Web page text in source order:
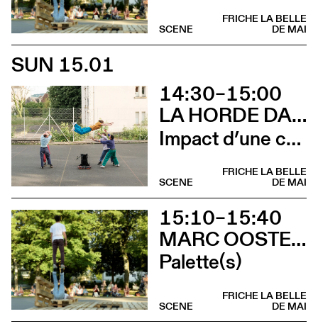
FRICHE LA BELLE
DE MAI
SCENE
SUN 15.01
14:30–15:00
LA HORDE DANS LES PAVÉS
Impact d’une course
FRICHE LA BELLE
DE MAI
SCENE
15:10–15:40
MARC OOSTERHOFF
Palette(s)
FRICHE LA BELLE
DE MAI
SCENE